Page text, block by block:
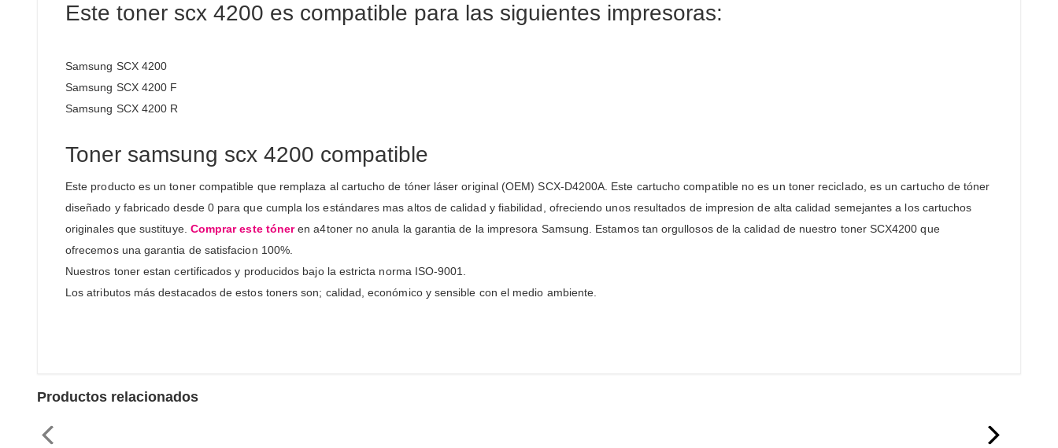
galeríaEste toner scx 4200 es compatible para las siguientes impresoras:
Samsung SCX 4200
Samsung SCX 4200 F
Samsung SCX 4200 R
Toner samsung scx 4200 compatible
Este producto es un toner compatible que remplaza al cartucho de tóner láser original (OEM) SCX-D4200A. Este cartucho compatible no es un toner reciclado, es un cartucho de tóner
diseñado y fabricado desde 0 para que cumpla los estándares mas altos de calidad y fiabilidad, ofreciendo unos resultados de impresion de alta calidad semejantes a los cartuchos
originales que sustituye. Comprar este tóneren a4toner no anula la garantia de la impresora Samsung. Estamos tan orgullosos de la calidad de nuestro toner SCX4200 que
ofrecemos una garantia de satisfacion 100%.
Nuestros toner estan certificados y producidos bajo la estricta norma ISO-9001.
Los atributos más destacados de estos toners son; calidad, económico y sensible con el medio ambiente.
Productos relacionados